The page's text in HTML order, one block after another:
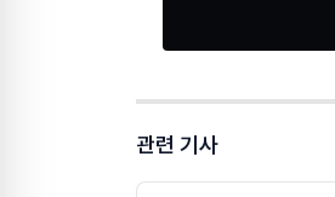
관련 기사